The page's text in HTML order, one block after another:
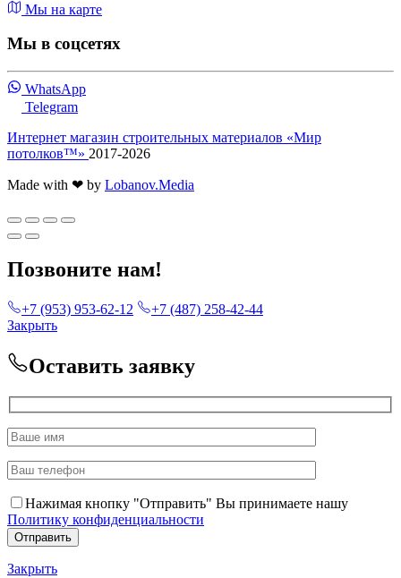
Мы на карте
Мы в соцсетях
WhatsApp
Telegram
Интернет магазин строительных материалов «Мир
потолков™» 2017-2026
Made with ❤ by Lobanov.Media
Позвоните нам!
+7 (953) 953-62-12
+7 (487) 258-42-44
Закрыть
Оставить заявку
Нажимая кнопку "Отправить" Вы принимаете нашу
Политику конфиденциальности
Закрыть